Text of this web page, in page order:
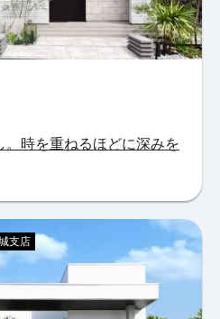
時を重ねるほどに深みを
支店